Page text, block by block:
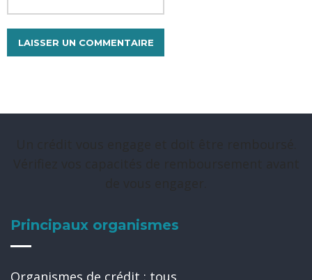
Principaux organismes
Organismes de crédit : tous